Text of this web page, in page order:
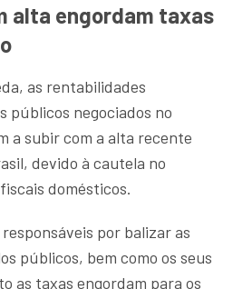
alta engordam taxas
as rentabilidades
públicos negociados no
a subir com a alta recente
devido à cautela no
domésticos.
por balizar as
públicos, bem como os seus
as taxas engordam para os